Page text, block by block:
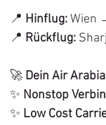
📍 Hinflug: Wien
📍 Rückflug:
🚀 Dein Air
✨ Nonstop
✨ Low Cost